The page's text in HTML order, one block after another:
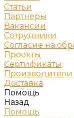
Статьи
Партнеры
Вакансии
Сотрудники
Согласие на
Проекты
Сертификаты
Производители
Доставка
Помощь
Назад
Помощь